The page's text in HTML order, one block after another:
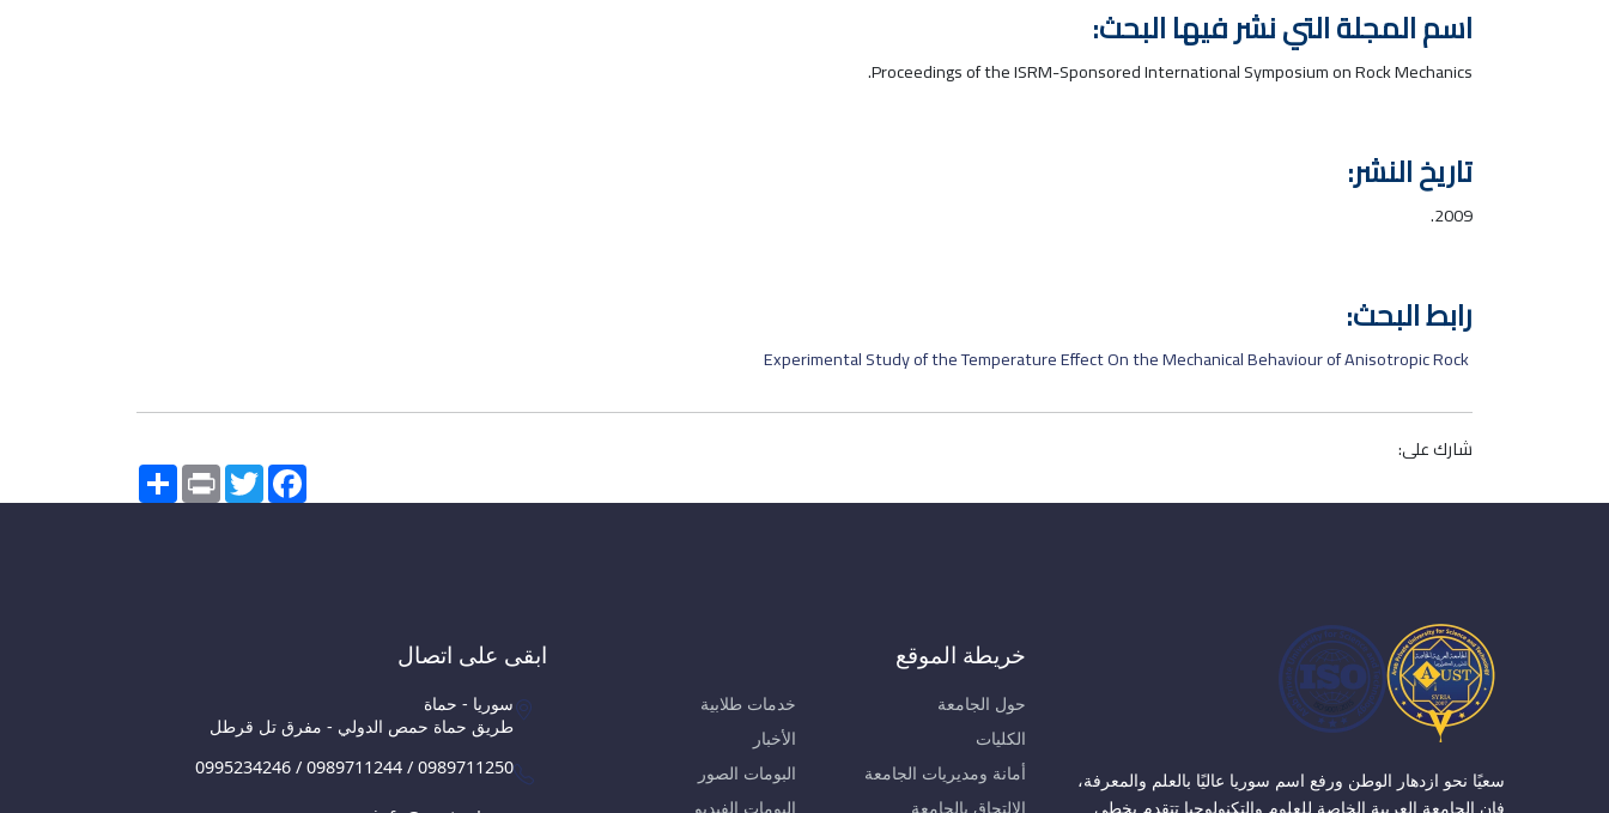
اسم المجلة التي نشر فيها البحث:
Proceedings of the ISRM-Sponsored International Symposium on Rock Mechanics.
تاريخ النشر:
2009.
رابط البحث:
Experimental Study of the Temperature Effect On the Mechanical Behaviour of Anisotropic Rock
شارك على:
Share PrintTwitterFacebook
سعيًا نحو ازدهار الوطن ورفع اسم سوريا عاليًا بالعلم والمعرفة،
فإن الجامعة العربية الخاصة للعلوم والتكنولوجيا تتقدم بخطى
خريطة الموقع
حول الجامعة
الكليات
أمانة ومديريات الجامعة
الالتحاق بالجامعة
خدمات طلابية
الأخبار
البومات الصور
البومات الفيديو
ابقى على اتصال
سوريا - حماة
طريق حماة حمص الدولي - مفرق تل قرطل
0995234246 / 0989711244 / 0989711250